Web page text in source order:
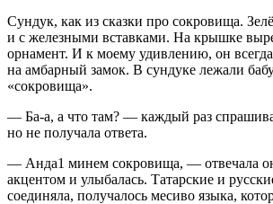
Сундук, как из сказки про сокровища.
и с железными вставками. На крышке
орнамент. И к моему удивлению, он
на амбарный замок. В сундуке лежали
«сокровища».
— Ба-а, а что там? — каждый раз
но не получала ответа.
— Анда1 минем сокровища, — отвечала
акцентом и улыбалась. Татарские и
соединяла, получалось месиво языка,